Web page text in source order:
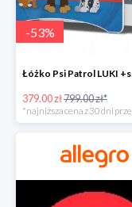
-53%
379.00 zł799.00 zł*